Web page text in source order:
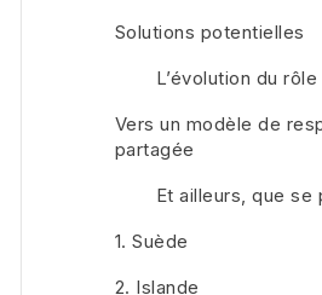
Solutions potentielles
L’évolution du
Vers un modèle de
partagée
Et ailleurs, que se
1. Suède
2. Islande